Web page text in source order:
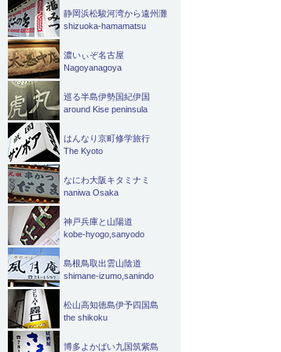
静岡浜松駿河湾から遠州灘
shizuoka-hamamatsu
濃いぃぞ名古屋
Nagoyanagoya
巡る半島伊勢国紀伊国
around Kise peninsula
はんなり京町修学旅行
The Kyoto
なにわ大阪キタミナミ
naniwa Osaka
神戸兵庫と山陽道
kobe-hyogo,sanyodo
島根鳥取出雲山陰道
shimane-izumo,sanindo
松山高知徳島伊予四国島
the shikoku
博多よかばい九国筑紫島